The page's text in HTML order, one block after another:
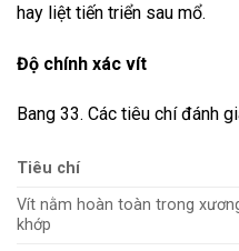
hay liệt tiến triển sau mổ.
Độ chính xác vít
Bang 33. Các tiêu chí đánh
Tiêu chí
Vít nằm hoàn toàn trong
khớp